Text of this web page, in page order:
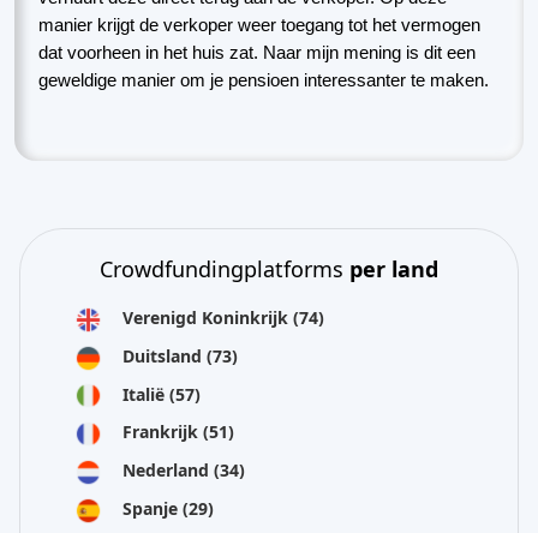
manier krijgt de verkoper weer toegang tot het vermogen
dat voorheen in het huis zat. Naar mijn mening is dit een
geweldige manier om je pensioen interessanter te maken.
Crowdfundingplatforms per land
Verenigd Koninkrijk (74)
Duitsland (73)
Italië (57)
Frankrijk (51)
Nederland (34)
Spanje (29)